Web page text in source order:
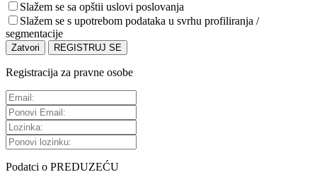
Slažem se sa opštii uslovi poslovanja
Slažem se s upotrebom podataka u svrhu profiliranja /
segmentacije
Zatvori REGISTRUJ SE
Registracija za pravne osobe
Podatci o PREDUZEĆU